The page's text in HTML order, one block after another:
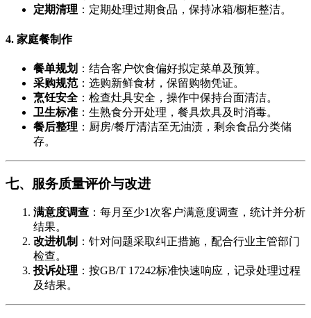
定期清理 ​：定期处理过期食品，保持冰箱/橱柜整洁。
4. 家庭餐制作
餐单规划 ​：结合客户饮食偏好拟定菜单及预算。
采购规范​：选购新鲜食材，保留购物凭证。
烹饪安全 ​：检查灶具安全，操作中保持台面清洁。
卫生标准 ​：生熟食分开处理，餐具炊具及时消毒。
餐后整理 ​：厨房/餐厅清洁至无油渍，剩余食品分类储
存。
七、服务质量评价与改进
满意度调查 ​：每月至少1次客户满意度调查，统计并分析
结果。
改进机制 ​：针对问题采取纠正措施，配合行业主管部门
检查。
投诉处理 ​：按GB/T 17242标准快速响应，记录处理过程
及结果。